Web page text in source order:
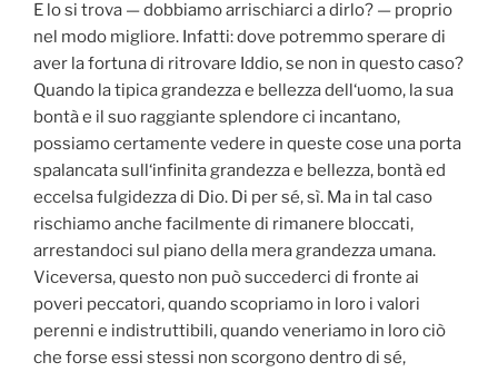
E lo si trova — dobbiamo arrischiarci a dirlo? — proprio
nel modo migliore. Infatti: dove potremmo sperare di
aver la fortuna di ritrovare Iddio, se non in questo caso?
Quando la tipica grandezza e bellezza dell‘uomo, la sua
bontà e il suo raggiante splendore ci incantano,
possiamo certamente vedere in queste cose una porta
spalancata sull‘infinita grandezza e bellezza, bontà ed
eccelsa fulgidezza di Dio. Di per sé, sì. Ma in tal caso
rischiamo anche facilmente di rimanere bloccati,
arrestandoci sul piano della mera grandezza umana.
Viceversa, questo non può succederci di fronte ai
poveri peccatori, quando scopriamo in loro i valori
perenni e indistruttibili, quando veneriamo in loro ciò
che forse essi stessi non scorgono dentro di sé,